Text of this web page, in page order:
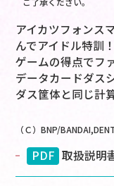
アイカツフォンス
んでアイドル特訓
ゲームの得点でフ
データカードダス
ダス筐体と同じ計
（Ｃ）BNP/
PDF 取扱説明